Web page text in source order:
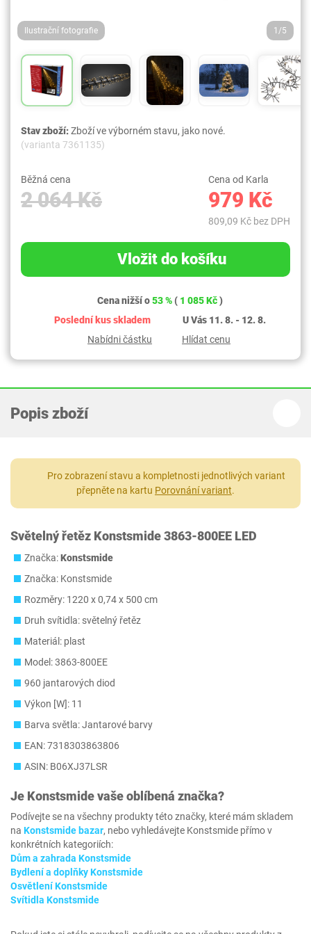
Ilustrační fotografie 1/5
Stav zboží:Zboží ve výborném stavu, jako nové.
(varianta 7361135)
Běžná cena
2 064 Kč
Cena od Karla
979 Kč
809,09 Kč bez DPH
Vložit do košíku
Cena nižší o53 % ( 1 085 Kč)
Poslední kus skladem
U Vás 11. 8. - 12. 8.
Nabídni částku
Hlídat cenu
Popis zboží
Pro zobrazení stavu a kompletnosti jednotlivých variant
přepněte na kartu Porovnání variant.
Světelný řetěz Konstsmide 3863-800EE LED
Značka:Konstsmide
Značka: Konstsmide
Rozměry: 1220 x 0,74 x 500 cm
Druh svítidla: světelný řetěz
Materiál: plast
Model: ‎3863-800EE
960 jantarových diod
Výkon [W]: 11
Barva světla: Jantarové barvy
EAN: 7318303863806
ASIN: B06XJ37LSR
Je Konstsmidevaše oblíbená značka?
Podívejte se na všechny produkty této značky, které mám skladem
na Konstsmide bazar, nebo vyhledávejte Konstsmide přímo v
konkrétních kategoriích:
Dům a zahrada Konstsmide
Bydlení a doplňky Konstsmide
Osvětlení Konstsmide
Svítidla Konstsmide